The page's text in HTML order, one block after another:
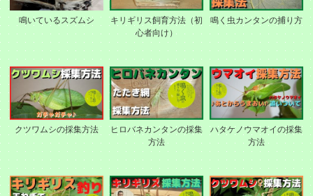
鳴いているスズムシ
キリギリス飼育方法（初
心者向け）
鳴く虫カンタンの捕り方
クツワムシの採集方法
ヒロバネカンタンの採集
方法
ハタケノウマオイの採集
方法